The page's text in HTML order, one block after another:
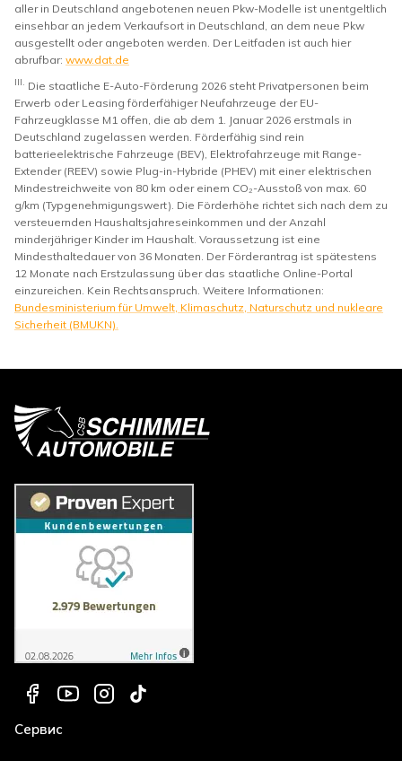
aller in Deutschland angebotenen neuen Pkw-Modelle ist unentgeltlich
einsehbar an jedem Verkaufsort in Deutschland, an dem neue Pkw
ausgestellt oder angeboten werden. Der Leitfaden ist auch hier
abrufbar: www.dat.de
III. Die staatliche E-Auto-Förderung 2026 steht Privatpersonen beim
Erwerb oder Leasing förderfähiger Neufahrzeuge der EU-
Fahrzeugklasse M1 offen, die ab dem 1. Januar 2026 erstmals in
Deutschland zugelassen werden. Förderfähig sind rein
batterieelektrische Fahrzeuge (BEV), Elektrofahrzeuge mit Range-
Extender (REEV) sowie Plug-in-Hybride (PHEV) mit einer elektrischen
Mindestreichweite von 80 km oder einem CO₂-Ausstoß von max. 60
g/km (Typgenehmigungswert). Die Förderhöhe richtet sich nach dem zu
versteuernden Haushaltsjahreseinkommen und der Anzahl
minderjähriger Kinder im Haushalt. Voraussetzung ist eine
Mindesthaltedauer von 36 Monaten. Der Förderantrag ist spätestens
12 Monate nach Erstzulassung über das staatliche Online-Portal
einzureichen. Kein Rechtsanspruch. Weitere Informationen:
Bundesministerium für Umwelt, Klimaschutz, Naturschutz und nukleare
Sicherheit (BMUKN).
Сервис